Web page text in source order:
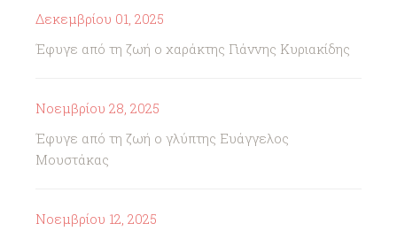
Δεκεμβρίου 01, 2025
Έφυγε από τη ζωή ο χαράκτης Γιάννης Κυριακίδης
Νοεμβρίου 28, 2025
Έφυγε από τη ζωή ο γλύπτης Ευάγγελος
Μουστάκας
Νοεμβρίου 12, 2025